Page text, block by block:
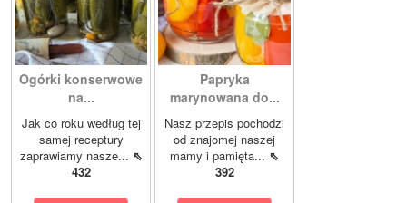
Ogórki konserwowe
na...
Jak co roku według tej
samej receptury
zaprawiamy nasze... ⇖
432
Papryka
marynowana do...
Nasz przepis pochodzi
od znajomej naszej
mamy i pamięta... ⇖
392